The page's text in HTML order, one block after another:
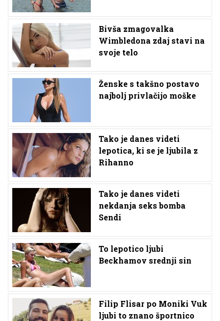
Bivša zmagovalka
Wimbledona zdaj stavi na
svoje telo
Ženske s takšno postavo
najbolj privlačijo moške
Tako je danes videti
lepotica, ki se je ljubila z
Rihanno
Tako je danes videti
nekdanja seks bomba
Sendi
To lepotico ljubi
Beckhamov srednji sin
Filip Flisar po Moniki Vuk
ljubi to znano športnico